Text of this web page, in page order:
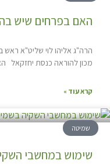
האם בפרחים שיש
הרה"ג אליהו לוי שליט"א ראש
מכון להוראה כנסת יחזקאל
קרא עוד »
שמיטה
שימוש במחשבי